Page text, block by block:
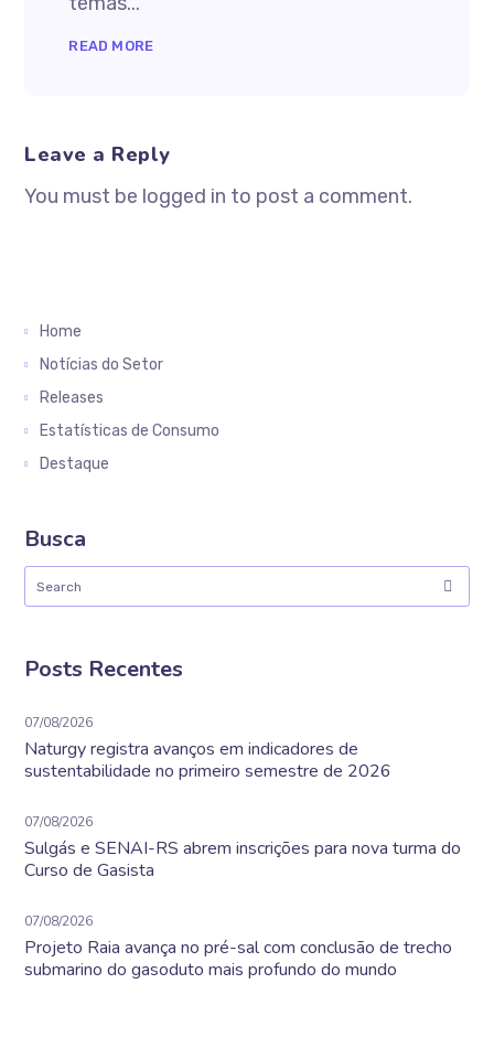
READ MORE
Leave a Reply
You must be logged in to post a comment.
Home
Notícias do Setor
Releases
Estatísticas de Consumo
Destaque
Busca
Posts Recentes
07/08/2026
Naturgy registra avanços em indicadores de
sustentabilidade no primeiro semestre de 2026
07/08/2026
Sulgás e SENAI-RS abrem inscrições para nova turma do
Curso de Gasista
07/08/2026
Projeto Raia avança no pré-sal com conclusão de trecho
submarino do gasoduto mais profundo do mundo